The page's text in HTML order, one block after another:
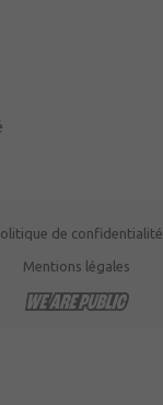
de confidentialité
Mentions légales